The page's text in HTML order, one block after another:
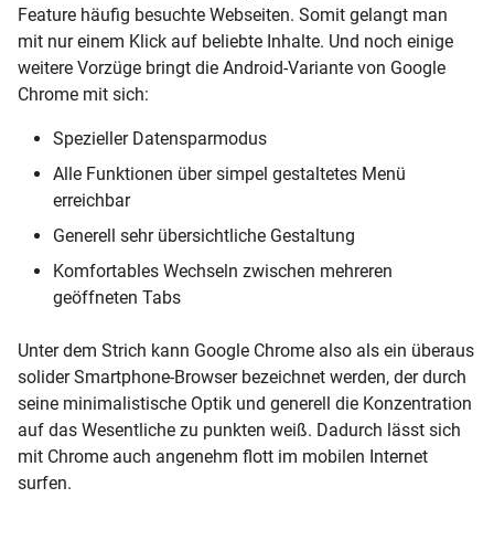
Feature häufig besuchte Webseiten. Somit gelangt man
mit nur einem Klick auf beliebte Inhalte. Und noch einige
weitere Vorzüge bringt die Android-Variante von Google
Chrome mit sich:
Spezieller Datensparmodus
Alle Funktionen über simpel gestaltetes Menü
erreichbar
Generell sehr übersichtliche Gestaltung
Komfortables Wechseln zwischen mehreren
geöffneten Tabs
Unter dem Strich kann Google Chrome also als ein überaus
solider Smartphone-Browser bezeichnet werden, der durch
seine minimalistische Optik und generell die Konzentration
auf das Wesentliche zu punkten weiß. Dadurch lässt sich
mit Chrome auch angenehm flott im mobilen Internet
surfen.